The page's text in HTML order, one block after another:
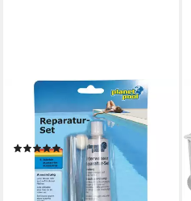
PLANET POOL
Folienkleber Unterwasser-
Reparaturset, (1-tlg)
(3)
15,99 €
lieferbar - in 2-3 Werktagen bei dir